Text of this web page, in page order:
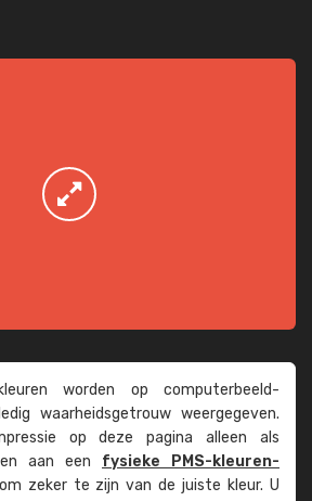
worden op computer­beeld­
waarheids­­getrouw weer­gegeven.
op deze pagina alleen als
aan een fysieke PMS-kleuren­
zeker te zijn van de juiste kleur. U